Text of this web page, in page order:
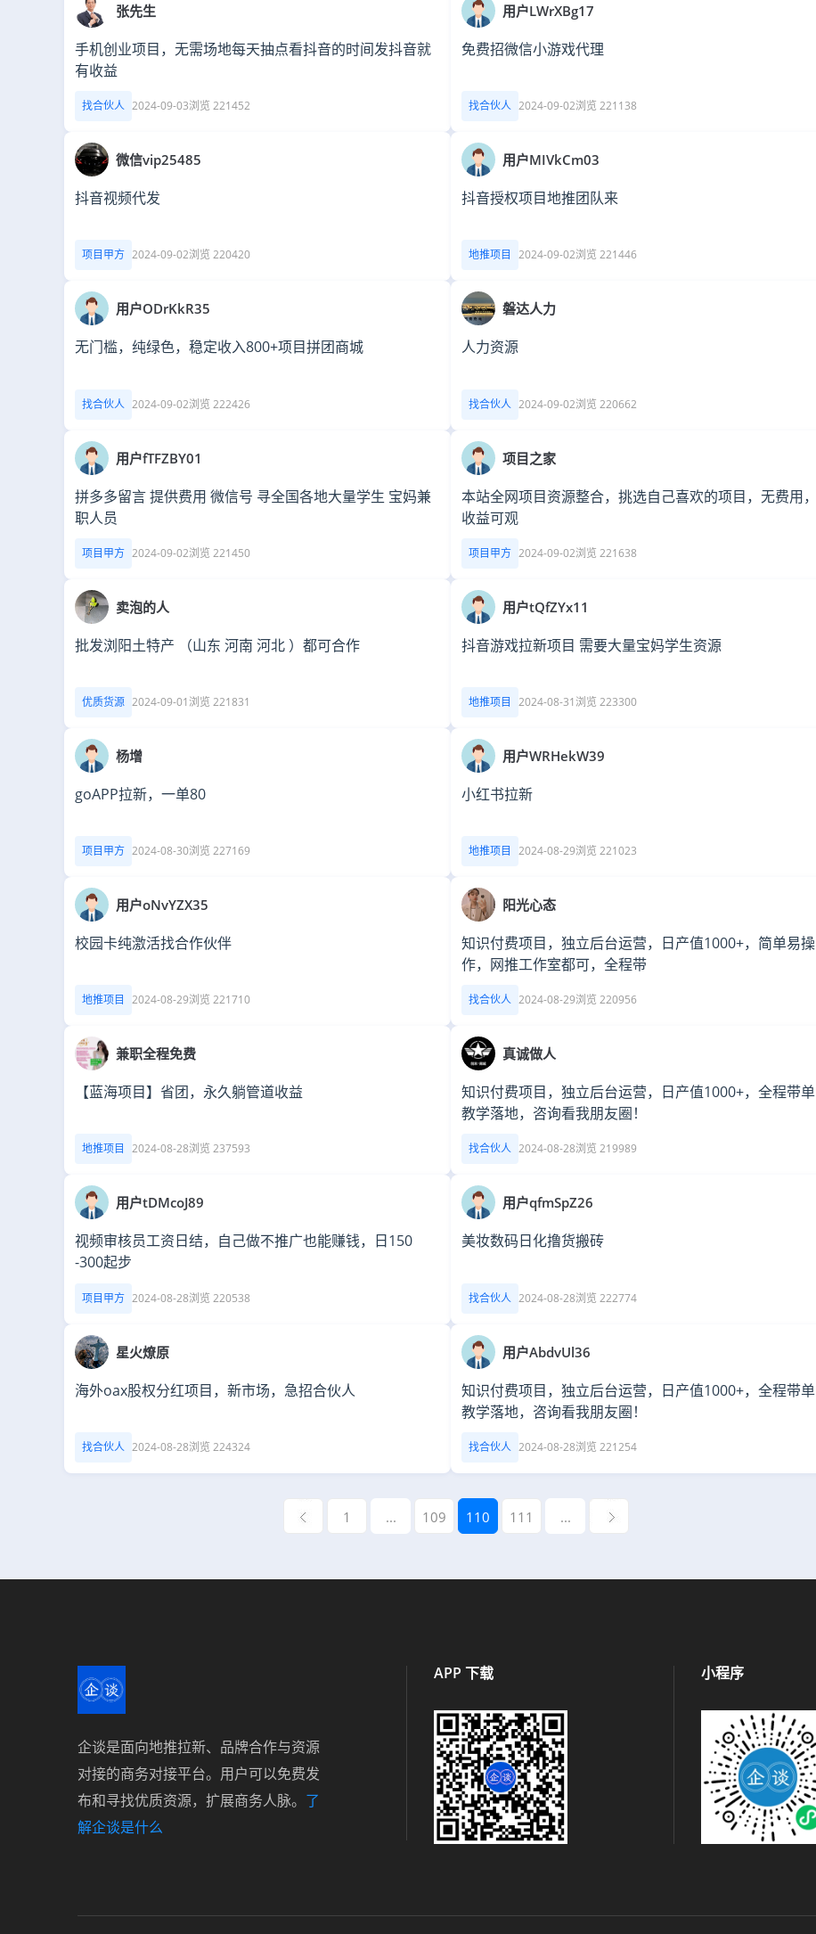
张先生
手机创业项目，无需场地每天抽点看抖音的时间发抖音就
有收益
找合伙人 2024-09-03浏览 221452
用户LWrXBg17
免费招微信小游戏代理
找合伙人 2024-09-02浏览 221138
微信vip25485
抖音视频代发
项目甲方 2024-09-02浏览 220420
用户MIVkCm03
抖音授权项目地推团队来
地推项目 2024-09-02浏览 221446
用户ODrKkR35
无门槛，纯绿色，稳定收入800+项目拼团商城
找合伙人 2024-09-02浏览 222426
磐达人力
人力资源
找合伙人 2024-09-02浏览 220662
用户fTFZBY01
拼多多留言 提供费用 微信号 寻全国各地大量学生 宝妈兼
职人员
项目甲方 2024-09-02浏览 221450
项目之家
本站全网项目资源整合，挑选自己喜欢的项目，无费用，
收益可观
项目甲方 2024-09-02浏览 221638
卖泡的人
批发浏阳土特产 （山东 河南 河北 ）都可合作
优质货源 2024-09-01 浏览 221831
用户tQfZYx11
抖音游戏拉新项目 需要大量宝妈学生资源
地推项目 2024-08-31 浏览 223300
杨增
goAPP拉新，一单80
项目甲方 2024-08-30浏览 227169
用户WRHekW39
小红书拉新
地推项目 2024-08-29浏览 221023
用户oNvYZX35
校园卡纯激活找合作伙伴
地推项目 2024-08-29浏览 221710
阳光心态
知识付费项目，独立后台运营，日产值1000+，简单易操
作，网推工作室都可，全程带
找合伙人 2024-08-29浏览 220956
兼职全程免费
【蓝海项目】省团，永久躺管道收益
地推项目 2024-08-28浏览 237593
真诚做人
知识付费项目，独立后台运营，日产值1000+，全程带单
教学落地，咨询看我朋友圈！
找合伙人 2024-08-28浏览 219989
用户tDMcoJ89
视频审核员工资日结，自己做不推广也能赚钱，日150
-300起步
项目甲方 2024-08-28浏览 220538
用户qfmSpZ26
美妆数码日化撸货搬砖
找合伙人 2024-08-28浏览 222774
星火燎原
海外oax股权分红项目，新市场，急招合伙人
找合伙人 2024-08-28浏览 224324
用户AbdvUl36
知识付费项目，独立后台运营，日产值1000+，全程带单
教学落地，咨询看我朋友圈！
找合伙人 2024-08-28浏览 221254
1 ... 109 110 111 ...
企谈是面向地推拉新、品牌合作与资源
对接的商务对接平台。用户可以免费发
布和寻找优质资源，扩展商务人脉。 了
解企谈是什么
APP 下载 小程序